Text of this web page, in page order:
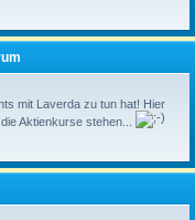
mit Laverda zu tun hat! Hier
Aktienkurse stehen...